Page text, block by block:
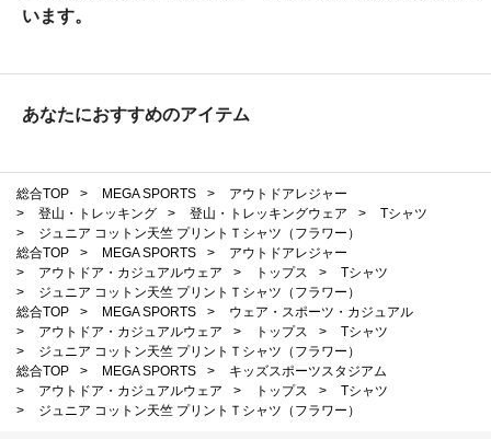
います。
あなたにおすすめのアイテム
総合TOP > MEGA SPORTS >
アウトドアレジャー
>
登山・トレッキング > 登山・トレッキングウェア >
Tシャツ
>
ジュニア コットン天竺 プリントＴシャツ（フラワー）
総合TOP
> MEGA SPORTS >
アウトドアレジャー
>
アウトドア・カジュアルウェア > トップス >
Tシャツ
>
ジュニア コットン天竺 プリントＴシャツ（フラワー）
総合TOP
> MEGA SPORTS >
ウェア・スポーツ・カジュアル
>
アウトドア・カジュアルウェア > トップス >
Tシャツ
>
ジュニア コットン天竺 プリントＴシャツ（フラワー）
総合TOP
> MEGA SPORTS >
キッズスポーツスタジアム
>
アウトドア・カジュアルウェア > トップス >
Tシャツ
>
ジュニア コットン天竺 プリントＴシャツ（フラワー）